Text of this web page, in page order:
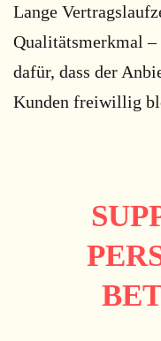
Lange
Qualitätsmerkmal –
dafür, dass der
Kunden freiwillig